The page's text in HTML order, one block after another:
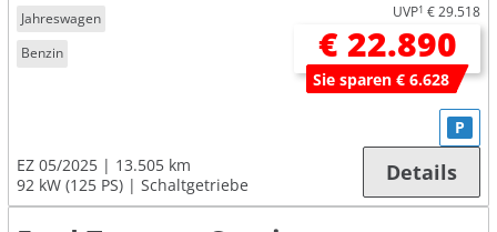
Jahreswagen
Benzin
UVP1 € 29.518
€ 22.890
Sie sparen € 6.628
EZ 05/2025
13.505 km
92 kW (125 PS)
Schaltgetriebe
P
Details